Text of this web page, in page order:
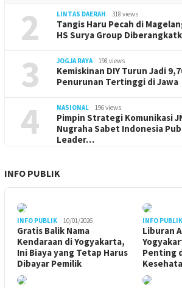
2 LINTAS DAERAH 318 views
Tangis Haru Pecah di
HS Surya Group
3 JOGJA RAYA 198 views
Kemiskinan DIY Turun Jadi
Penurunan Tertinggi di Jawa
4 NASIONAL 196 views
Pimpin Strategi Komunikasi
Nugraha Sabet Indonesia
Leader…
INFO PUBLIK
INFO PUBLIK 10/01/2026
Gratis Balik Nama
Kendaraan di Yogyakarta,
Ini Biaya yang Tetap Harus
Dibayar Pemilik
INFO PUBLIK
Liburan
Penting